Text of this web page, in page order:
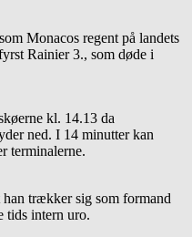
Monacos regent på landets
Rainier 3., som døde i
kl. 14.13 da
ned. I 14 minutter kan
terminalerne.
han trækker sig som formand
tids intern uro.